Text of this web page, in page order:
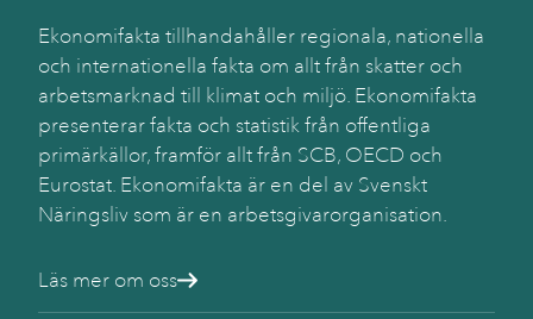
Ekonomifakta tillhandahåller regionala, nationella
och internationella fakta om allt från skatter och
arbetsmarknad till klimat och miljö. Ekonomifakta
presenterar fakta och statistik från offentliga
primärkällor, framför allt från SCB, OECD och
Eurostat. Ekonomifakta är en del av Svenskt
Näringsliv som är en arbetsgivarorganisation.
Läs mer om oss